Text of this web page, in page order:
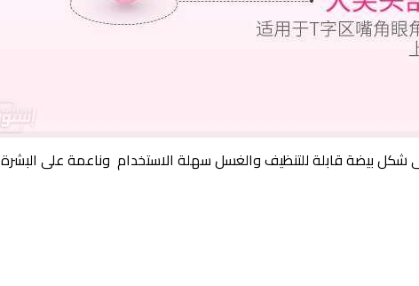
بيضة قابلة للتنظيف والغسل سهلة الاستخدام وناعمة على البشرة